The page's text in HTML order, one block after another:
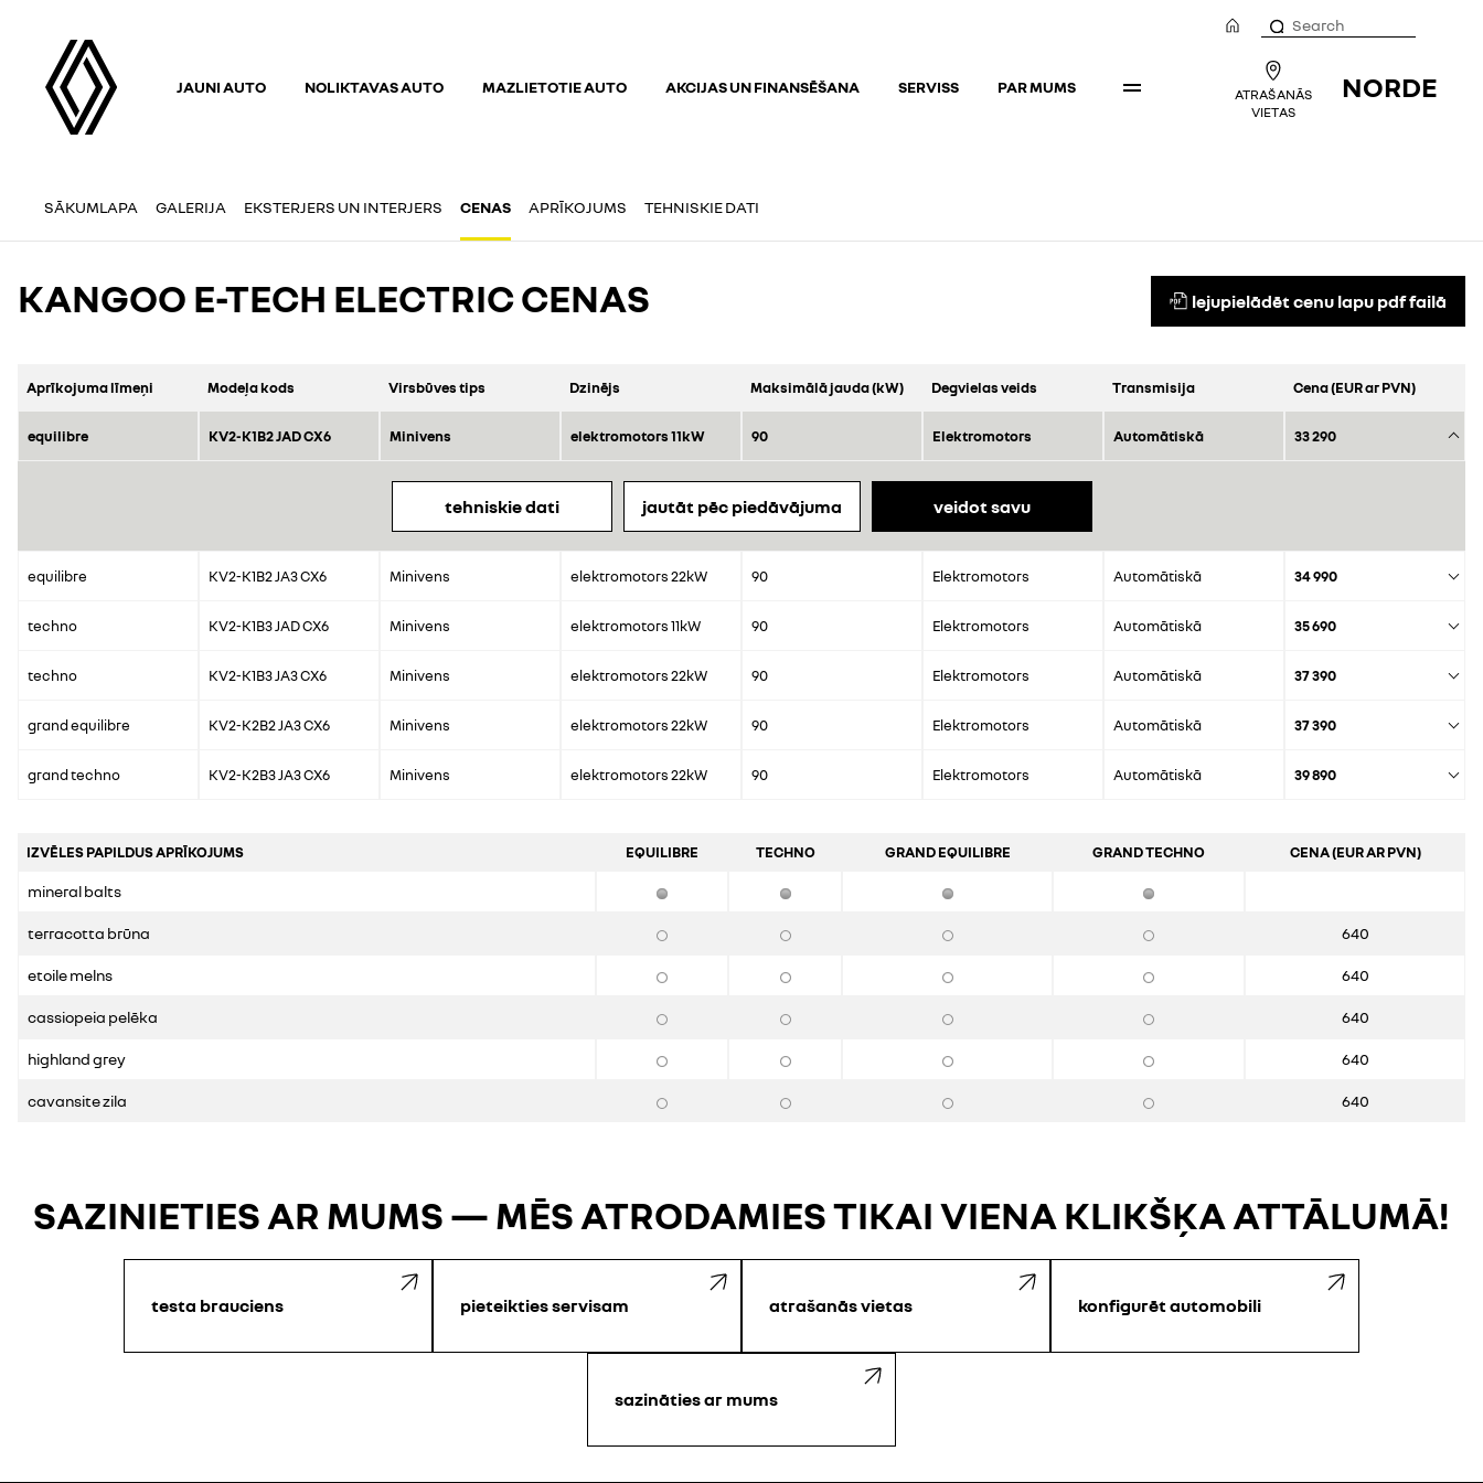
ATRAŠANĀS
VIETAS
NORDE
JAUNI AUTO NOLIKTAVAS AUTO MAZLIETOTIE AUTO AKCIJAS UN FINANSĒŠANA SERVISS PAR MUMS
SĀKUMLAPA GALERIJA EKSTERJERS UN INTERJERS CENAS APRĪKOJUMS TEHNISKIE DATI
KANGOO E-TECH ELECTRIC CENAS lejupielādēt cenu lapu pdf failā
Aprīkojuma līmeņi Modeļa kods Virsbūves tips Dzinējs Maksimālā jauda (kW) Degvielas veids Transmisija Cena (EUR ar PVN)
equilibre KV2-K1B2 JAD CX6 Minivens elektromotors 11kW 90 Elektromotors Automātiskā 33 290
tehniskie dati jautāt pēc piedāvājuma veidot savu
equilibre KV2-K1B2 JA3 CX6 Minivens elektromotors 22kW 90 Elektromotors Automātiskā 34 990
techno KV2-K1B3 JAD CX6 Minivens elektromotors 11kW 90 Elektromotors Automātiskā 35 690
techno KV2-K1B3 JA3 CX6 Minivens elektromotors 22kW 90 Elektromotors Automātiskā 37 390
grand equilibre KV2-K2B2 JA3 CX6 Minivens elektromotors 22kW 90 Elektromotors Automātiskā 37 390
grand techno KV2-K2B3 JA3 CX6 Minivens elektromotors 22kW 90 Elektromotors Automātiskā 39 890
IZVĒLES PAPILDUS APRĪKOJUMS EQUILIBRE TECHNO GRAND EQUILIBRE GRAND TECHNO CENA (EUR AR PVN)
mineral balts
terracotta brūna 640
etoile melns 640
cassiopeia pelēka 640
highland grey 640
cavansite zila 640
SAZINIETIES AR MUMS — MĒS ATRODAMIES TIKAI VIENA KLIKŠĶA ATTĀLUMĀ!
testa brauciens pieteikties servisam atrašanās vietas konfigurēt automobili
sazināties ar mums